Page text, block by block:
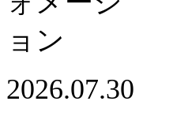
2026.07.30